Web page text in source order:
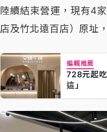
陸續結束營運，現有4
店及竹北遠百店）原址
編輯推薦
728元起
這」